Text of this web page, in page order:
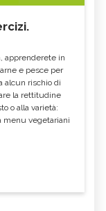
apprenderete in
e pesce per
alcun rischio di
la rettitudine
o alla varietà:
menu vegetariani